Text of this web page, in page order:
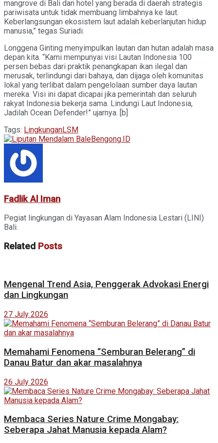
mangrove di Bali dan hotel yang berada di daerah strategis
pariwisata untuk tidak membuang limbahnya ke laut.
Keberlangsungan ekosistem laut adalah keberlanjutan hidup
manusia,” tegas Suriadi.
Longgena Ginting menyimpulkan lautan dan hutan adalah masa
depan kita. “Kami mempunyai visi Lautan Indonesia 100
persen bebas dari praktik penangkapan ikan ilegal dan
merusak, terlindungi dari bahaya, dan dijaga oleh komunitas
lokal yang terlibat dalam pengelolaan sumber daya lautan
mereka. Visi ini dapat dicapai jika pemerintah dan seluruh
rakyat Indonesia bekerja sama. Lindungi Laut Indonesia,
Jadilah Ocean Defender!” ujarnya. [b]
Tags: LingkunganLSM
Fadlik Al Iman
Pegiat lingkungan di Yayasan Alam Indonesia Lestari (LINI)
Bali.
Related Posts
Mengenal Trend Asia, Penggerak Advokasi Energi
dan Lingkungan
27 July 2026
Memahami Fenomena “Semburan Belerang” di
Danau Batur dan akar masalahnya
26 July 2026
Membaca Series Nature Crime Mongabay:
Seberapa Jahat Manusia kepada Alam?